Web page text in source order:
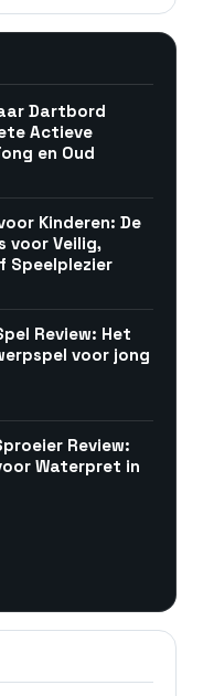
Dartbord
Actieve
en Oud
Kinderen: De
voor Veilig,
Speelplezier
Review: Het
voor jong
Review:
Waterpret in